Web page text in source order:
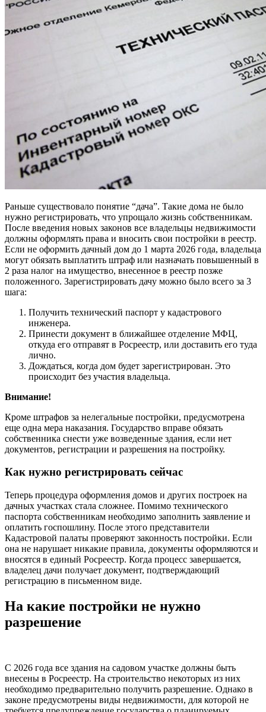
Раньше существовало понятие “дача”. Такие дома не было
нужно регистрировать, что упрощало жизнь собственникам.
После введения новых законов все владельцы недвижимости
должны оформлять права и вносить свои постройки в реестр.
Если не оформить дачный дом до 1 марта 2026 года, владельца
могут обязать выплатить штраф или назначать повышенный в
2 раза налог на имущество, внесенное в реестр позже
положенного. Зарегистрировать дачу можно было всего за 3
шага:
Получить технический паспорт у кадастрового
инженера.
Принести документ в ближайшее отделение МФЦ,
откуда его отправят в Росреестр, или доставить его туда
лично.
Дождаться, когда дом будет зарегистрирован. Это
происходит без участия владельца.
Внимание!
Кроме штрафов за нелегальные постройки, предусмотрена
еще одна мера наказания. Государство вправе обязать
собственника снести уже возведенные здания, если нет
документов, регистрации и разрешения на постройку.
Как нужно регистрировать сейчас
Теперь процедура оформления домов и других построек на
дачных участках стала сложнее. Помимо технического
паспорта собственникам необходимо заполнить заявление и
оплатить госпошлину. После этого представители
Кадастровой палаты проверяют законность постройки. Если
она не нарушает никакие правила, документы оформляются и
вносятся в единый Росреестр. Когда процесс завершается,
владелец дачи получает документ, подтверждающий
регистрацию в письменном виде.
На какие постройки не нужно
разрешение
С 2026 года все здания на садовом участке должны быть
внесены в Росреестр. На строительство некоторых из них
необходимо предварительно получить разрешение. Однако в
законе предусмотрены виды недвижимости, для которой не